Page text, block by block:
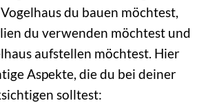
du bauen möchtest,
du verwenden möchtest und
aufstellen möchtest. Hier
Aspekte, die du bei deiner
solltest: